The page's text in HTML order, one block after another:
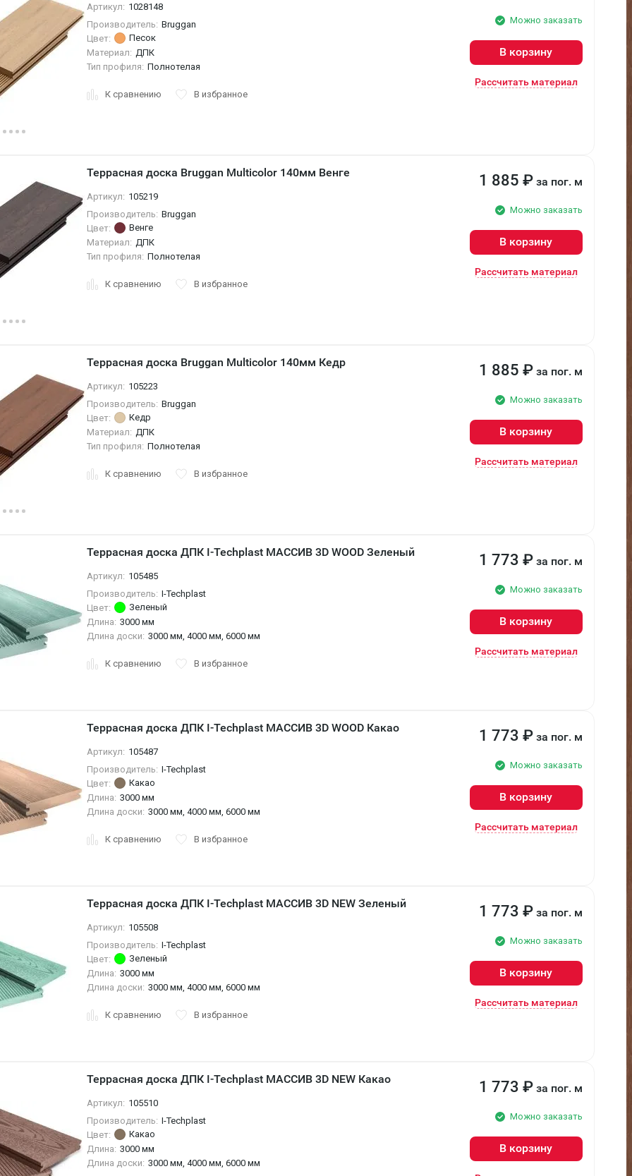
Артикул: 1028148
Производитель: Bruggan
Цвет:
Песок
Материал: ДПК
Тип профиля: Полнотелая
К сравнению В избранное
Можно заказать
В корзину
Рассчитать материал
Террасная доска Bruggan Multicolor 140мм Венге
Артикул: 105219
Производитель: Bruggan
Цвет:
Венге
Материал: ДПК
Тип профиля: Полнотелая
К сравнению В избранное
1 885 ₽ за пог. м
Можно заказать
В корзину
Рассчитать материал
Террасная доска Bruggan Multicolor 140мм Кедр
Артикул: 105223
Производитель: Bruggan
Цвет:
Кедр
Материал: ДПК
Тип профиля: Полнотелая
К сравнению В избранное
1 885 ₽ за пог. м
Можно заказать
В корзину
Рассчитать материал
Террасная доска ДПК I-Techplast МАССИВ 3D WOOD Зеленый
Артикул: 105485
Производитель: I-Techplast
Цвет:
Зеленый
Длина: 3000 мм
Длина доски: 3000 мм, 4000 мм, 6000 мм
К сравнению В избранное
1 773 ₽ за пог. м
Можно заказать
В корзину
Рассчитать материал
Террасная доска ДПК I-Techplast МАССИВ 3D WOOD Какао
Артикул: 105487
Производитель: I-Techplast
Цвет:
Какао
Длина: 3000 мм
Длина доски: 3000 мм, 4000 мм, 6000 мм
К сравнению В избранное
1 773 ₽ за пог. м
Можно заказать
В корзину
Рассчитать материал
Террасная доска ДПК I-Techplast МАССИВ 3D NEW Зеленый
Артикул: 105508
Производитель: I-Techplast
Цвет:
Зеленый
Длина: 3000 мм
Длина доски: 3000 мм, 4000 мм, 6000 мм
К сравнению В избранное
1 773 ₽ за пог. м
Можно заказать
В корзину
Рассчитать материал
Террасная доска ДПК I-Techplast МАССИВ 3D NEW Какао
Артикул: 105510
Производитель: I-Techplast
Цвет:
Какао
Длина: 3000 мм
Длина доски: 3000 мм, 4000 мм, 6000 мм
1 773 ₽ за пог. м
Можно заказать
В корзину